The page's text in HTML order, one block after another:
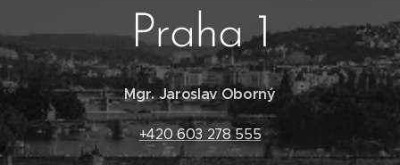
Praha 1
Mgr. Jaroslav Oborný
+420 603 278 555